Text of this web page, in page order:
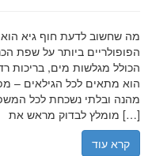
מה שחשוב לדעת חוף גיא
הפופולריים ביותר על שפת
הכולל מגלשות מים, בריכות
הוא מתאים לכל הגילאים –
מהנה ובלתי נשכחת לכל
מומלץ לבדוק מראש את […]
קרא עוד